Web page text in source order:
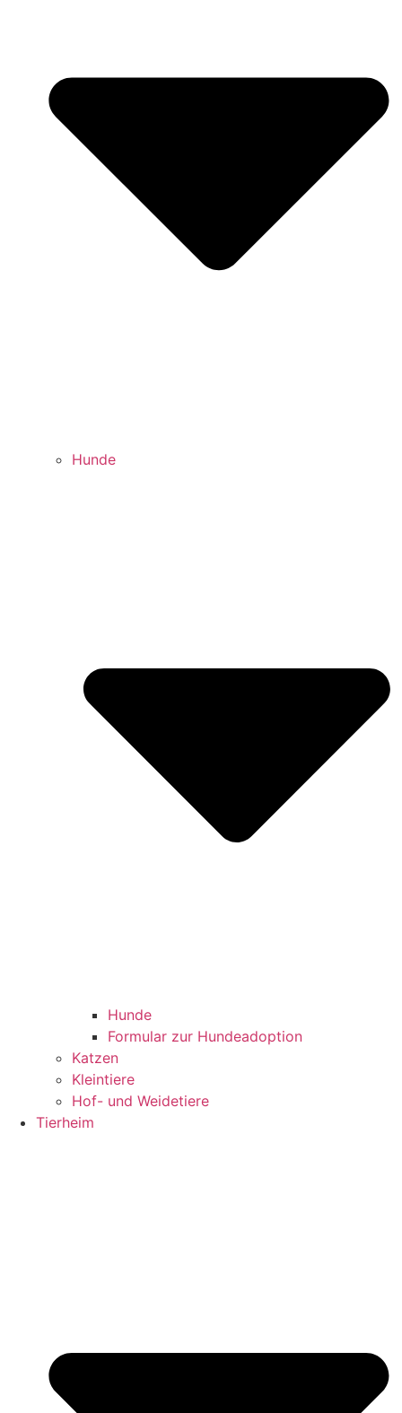
Hunde
Hunde
Formular zur Hundeadoption
Katzen
Kleintiere
Hof- und Weidetiere
Tierheim